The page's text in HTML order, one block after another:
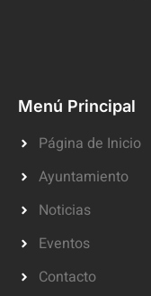
Menú Principal
Página de Inicio
Ayuntamiento
Noticias
Eventos
Contacto